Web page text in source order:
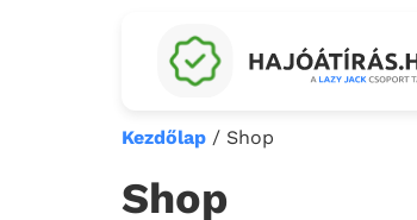
Kezdőlap / Shop
Shop